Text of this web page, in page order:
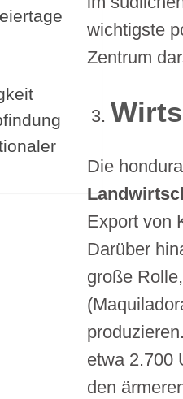
wichtigste
Zentrum
Die
Export von
Darüber
große
etwa 2.700
den